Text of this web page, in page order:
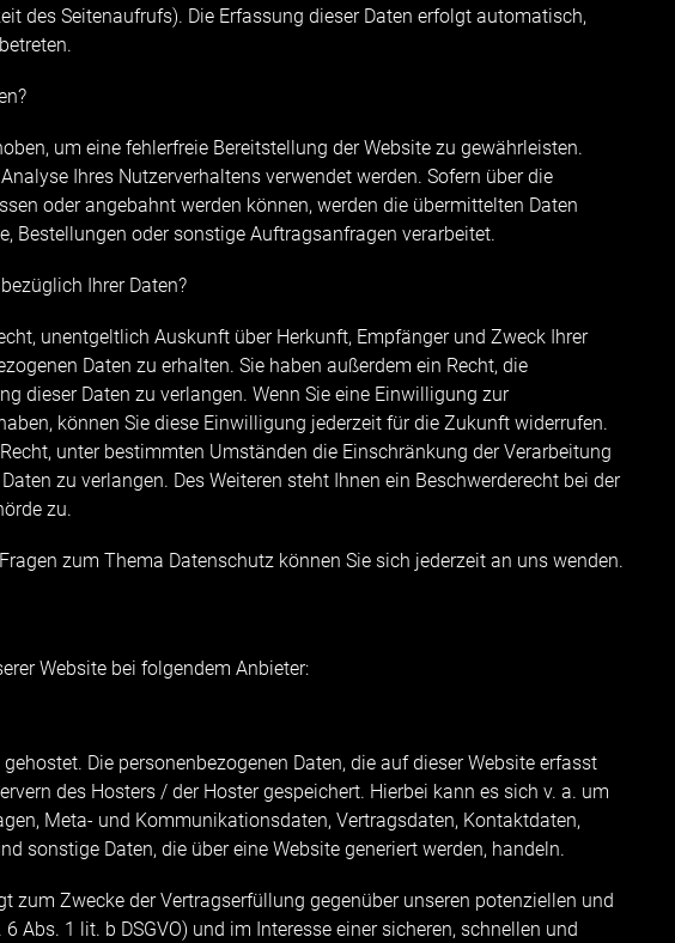
des Seitenaufrufs). Die Erfassung dieser Daten erfolgt automatisch,
um eine fehlerfreie Bereitstellung der Website zu gewährleisten.
Ihres Nutzerverhaltens verwendet werden. Sofern über die
oder angebahnt werden können, werden die übermittelten Daten
Bestellungen oder sonstige Auftragsanfragen verarbeitet.
Ihrer Daten?
unentgeltlich Auskunft über Herkunft, Empfänger und Zweck Ihrer
Daten zu erhalten. Sie haben außerdem ein Recht, die
dieser Daten zu verlangen. Wenn Sie eine Einwilligung zur
können Sie diese Einwilligung jederzeit für die Zukunft widerrufen.
unter bestimmten Umständen die Einschränkung der Verarbeitung
zu verlangen. Des Weiteren steht Ihnen ein Beschwerderecht bei der
zu.
zum Thema Datenschutz können Sie sich jederzeit an uns wenden.
Website bei folgendem Anbieter:
Die personenbezogenen Daten, die auf dieser Website erfasst
des Hosters / der Hoster gespeichert. Hierbei kann es sich v. a. um
Meta- und Kommunikationsdaten, Vertragsdaten, Kontaktdaten,
sonstige Daten, die über eine Website generiert werden, handeln.
zum Zwecke der Vertragserfüllung gegenüber unseren potenziellen und
Abs. 1 lit. b DSGVO) und im Interesse einer sicheren, schnellen und